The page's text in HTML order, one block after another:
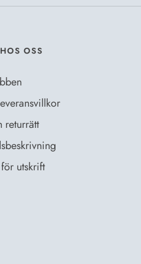
OSS
returrätt
utskrift